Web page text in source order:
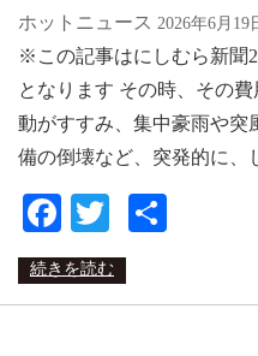
ホットニュース 2026年6月19
※この記事はにしむら新聞
となります その時、その
動がすすみ、集中豪雨や突
備の倒壊など、突発的に
Facebook
Twitter
続きを読む